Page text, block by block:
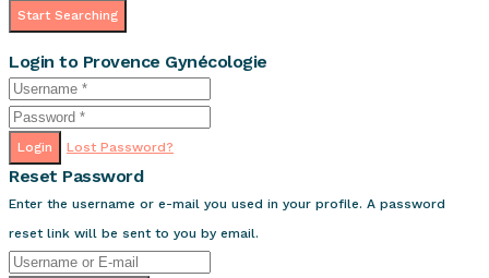
Login to Provence Gynécologie
Login Lost Password?
Reset Password
Enter the username or e-mail you used in your profile. A password
reset link will be sent to you by email.